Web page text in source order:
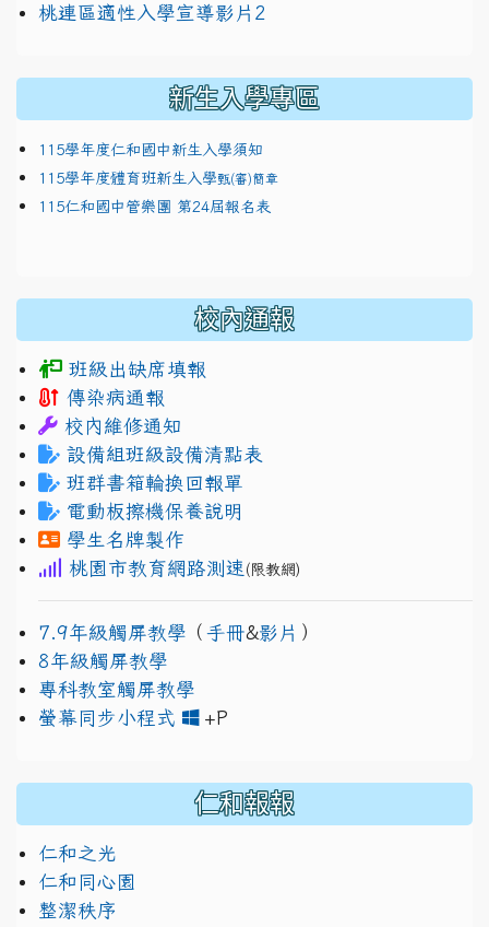
link to https://docs.google.com/presentation/d/
桃連區適性入學宣導影片2
新生入學專區
115學年度仁和國中新生入學須知
115學年度體育班新生入學甄(審)簡章
115仁和國中管樂團 第24屆報名表
校內通報
班級出缺席填報
傳染病通報
校內維修通知
設備組班級設備清點表
班群書箱輪換回報單
電動板擦機保養說明
學生名牌製作
桃園市教育網路測速 (限教網)
7.9年級觸屏教學 （ 手冊&影片 ）
8年級觸屏教學
專科教室觸屏教學
螢幕同步小程式
+P
仁和報報
仁和之光
仁和同心園
整潔秩序